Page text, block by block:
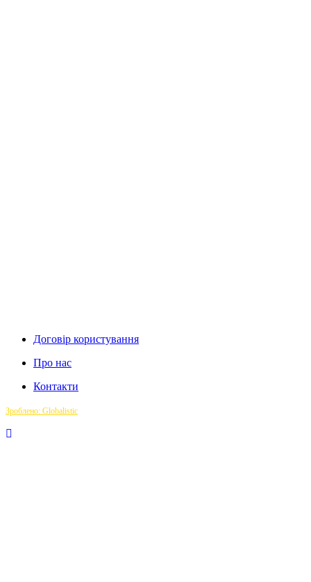
Договір користування
Про нас
Контакти
Зроблено: Globalistic